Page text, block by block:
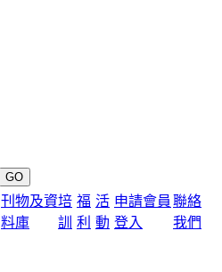
GO
刊物及資
料庫
培
訓
福
利
活
動
申請會員
登入
聯絡
我們